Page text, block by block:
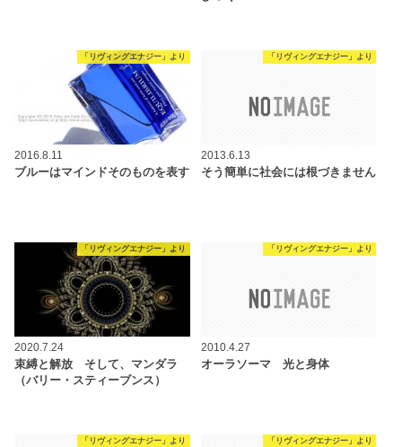
「リヴィングエナジー」より
2016.8.11
ブルーはマインドそのものを表す
「リヴィングエナジー」より
2013.6.13
そう簡単に社会には根づきません
「リヴィングエナジー」より
2020.7.24
束縛と解放 そして、マンダラ
（バリー・スティーブンス）
「リヴィングエナジー」より
2010.4.27
オーラソーマ 光と身体
「リヴィングエナジー」より 「リヴィングエナジー」より